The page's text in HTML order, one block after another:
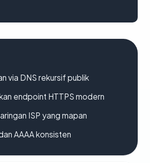
via DNS rekursif publik
endpoint HTTPS modern
ISP yang mapan
AAAA konsisten